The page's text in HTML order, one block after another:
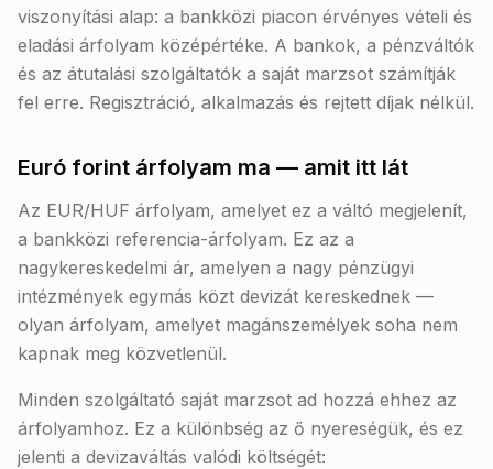
viszonyítási alap: a bankközi piacon érvényes vételi és
eladási árfolyam középértéke. A bankok, a pénzváltók
és az átutalási szolgáltatók a saját marzsot számítják
fel erre. Regisztráció, alkalmazás és rejtett díjak nélkül.
Euró forint árfolyam ma — amit itt lát
Az EUR/HUF árfolyam, amelyet ez a váltó megjelenít,
a bankközi referencia-árfolyam. Ez az a
nagykereskedelmi ár, amelyen a nagy pénzügyi
intézmények egymás közt devizát kereskednek —
olyan árfolyam, amelyet magánszemélyek soha nem
kapnak meg közvetlenül.
Minden szolgáltató saját marzsot ad hozzá ehhez az
árfolyamhoz. Ez a különbség az ő nyereségük, és ez
jelenti a devizaváltás valódi költségét: